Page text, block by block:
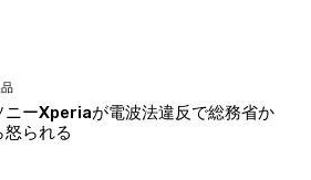
ニーXperiaが電波法違反で総務省か
怒られる